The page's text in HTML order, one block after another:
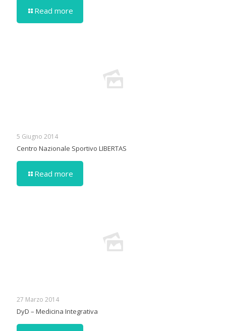
Read more
5 Giugno 2014
Centro Nazionale Sportivo LIBERTAS
Read more
27 Marzo 2014
DyD – Medicina Integrativa